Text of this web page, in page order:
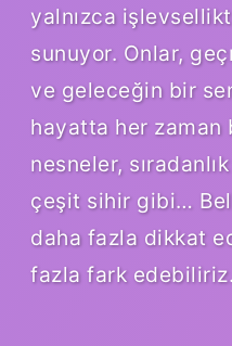
yalnızca
sunuyor. Onlar,
ve geleceğin bir
hayatta her zaman
nesneler,
çeşit sihir gibi…
daha fazla dikkat
fazla fark edebiliriz.